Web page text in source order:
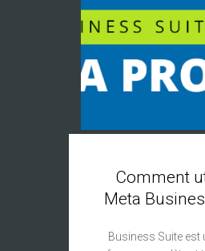
Comment
Meta
Business Suite est